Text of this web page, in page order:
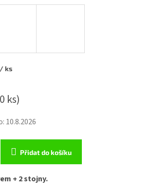
/ ks
ks)
10.8.2026
Přidat do košíku
+ 2 stojny.